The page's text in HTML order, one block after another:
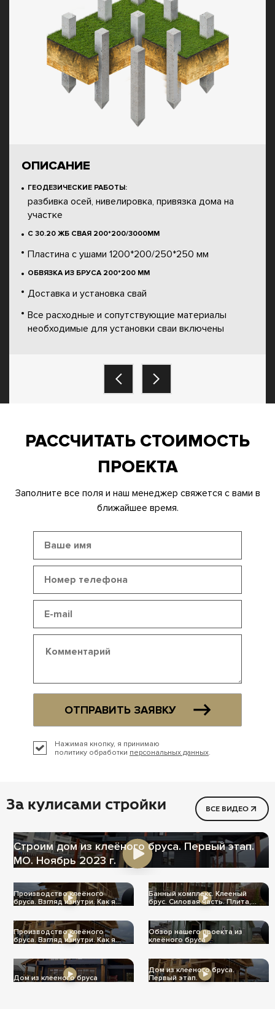
ОПИСАНИЕ
ГЕОДЕЗИЧЕСКИЕ РАБОТЫ:
разбивка осей, нивелировка, привязка дома на
участке
С 30.20 ЖБ СВАЯ 200*200/3000ММ
Пластина с ушами 1200*200/250*250 мм
ОБВЯЗКА ИЗ БРУСА 200*200 ММ
Доставка и установка свай
Все расходные и сопутствующие материалы
необходимые для установки сваи включены
РАССЧИТАТЬ СТОИМОСТЬ
ПРОЕКТА
Заполните все поля и наш менеджер свяжется с вами в
ближайшее время.
ОТПРАВИТЬ ЗАЯВКУ
Нажимая кнопку, я принимаю
политику обработки персональных данных.
За кулисами стройки ВСЕ ВИДЕО
Строим дом из клеёного бруса. Первый этап.
МО. Ноябрь 2023 г.
Производство клеёного
бруса. Взгляд изнутри. Как я
Банный комплекс. Клееный
брус. Силовая часть. Плита,
Производство клеёного
бруса. Взгляд изнутри. Как я
Обзор нашего проекта из
клеёного бруса
Дом из клееного бруса
Дом из клееного бруса.
Первый этап.